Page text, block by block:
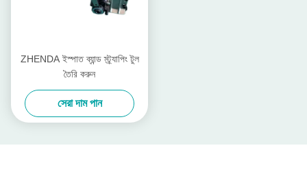
ZHENDA ইস্পাত ব্যান্ড স্ট্র্যাপিং টুল
তৈরি করুন
সেরা দাম পান